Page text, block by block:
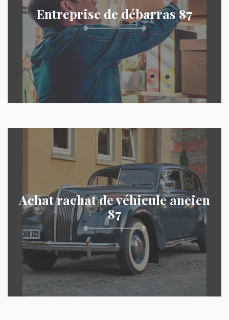
Entreprise de débarras 87
Achat rachat de véhicule ancien
87